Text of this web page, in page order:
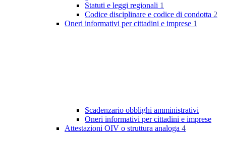
Statuti e leggi regionali 1
Codice disciplinare e codice di condotta 2
Oneri informativi per cittadini e imprese 1
Scadenzario obblighi amministrativi
Oneri informativi per cittadini e imprese
Attestazioni OIV o struttura analoga 4